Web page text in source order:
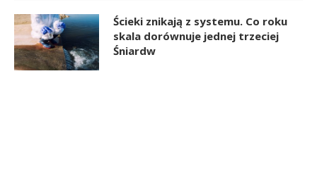
Ścieki znikają z systemu. Co roku
skala dorównuje jednej trzeciej
Śniardw